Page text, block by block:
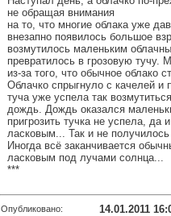
не обращая внимания
на то, что многие облака уже
внезапно появилось большое
возмутилось маленьким
превратилось в грозовую тучу.
из-за того, что обычное облако
Облачко спрыгнуло с качелей и
туча уже успела так
дождь. Дождь оказался
пригрозить тучка не успела,
ласковым... Так и не получилось
Иногда всё заканчивается
ласковым под лучами солнца...
***
Опубликовано: 14.01.2011